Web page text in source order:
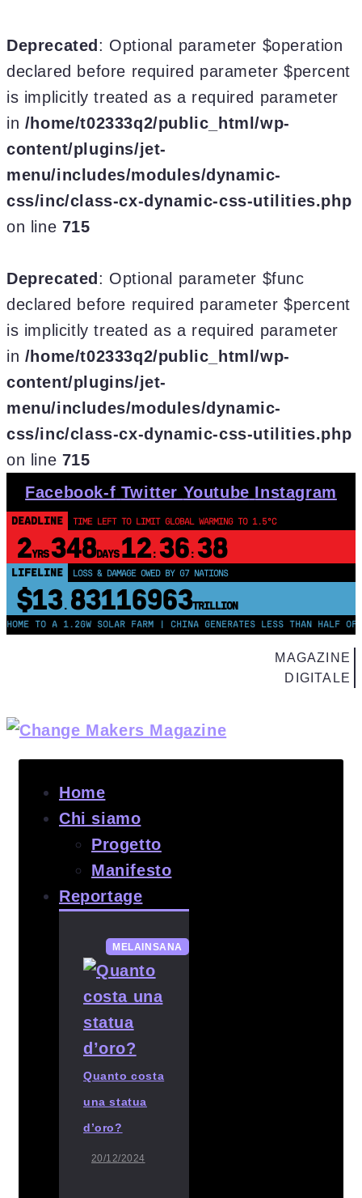
Deprecated : Optional parameter $operation
declared before required parameter $percent
is implicitly treated as a required parameter
in /home/t02333q2/public_html/wp-
content/plugins/jet-
menu/includes/modules/dynamic-
css/inc/class-cx-dynamic-css-utilities.php
on line 715
Deprecated : Optional parameter $func
declared before required parameter $percent
is implicitly treated as a required parameter
in /home/t02333q2/public_html/wp-
content/plugins/jet-
menu/includes/modules/dynamic-
css/inc/class-cx-dynamic-css-utilities.php
on line 715
Skip
to
content
Facebook-f Twitter Youtube Instagram
DEADLINE TIME LEFT TO LIMIT GLOBAL WARMING TO 1.5°C
2YRS348DAYS 12: 36: 37
LIFELINE LOSS & DAMAGE OWED BY G7 NATIONS
$13. 83116964TRILLION
1.2GW SOLAR FARM | CHINA GENERATES LESS THAN HALF OF ITS
MAGAZINE
DIGITALE
Home
Chi siamo
Progetto
Manifesto
Reportage
MELAINSANA
Quanto costa
una statua
d’oro?
20/12/2024